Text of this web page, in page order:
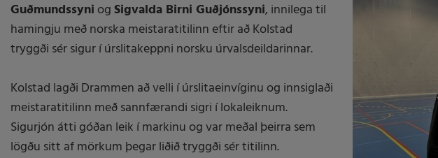
Guðmundssyni ogSigvalda Birni Guðjónssyni, innilega til
hamingju með norska meistaratitilinn eftir að Kolstad
tryggði sér sigur í úrslitakeppni norsku úrvalsdeildarinnar.
Kolstad lagði Drammen að velli í úrslitaeinvíginu og innsiglaði
meistaratitilinn með sannfærandi sigri í lokaleiknum.
Sigurjón átti góðan leik í markinu og var meðal þeirra sem
lögðu sitt af mörkum þegar liðið tryggði sér titilinn.